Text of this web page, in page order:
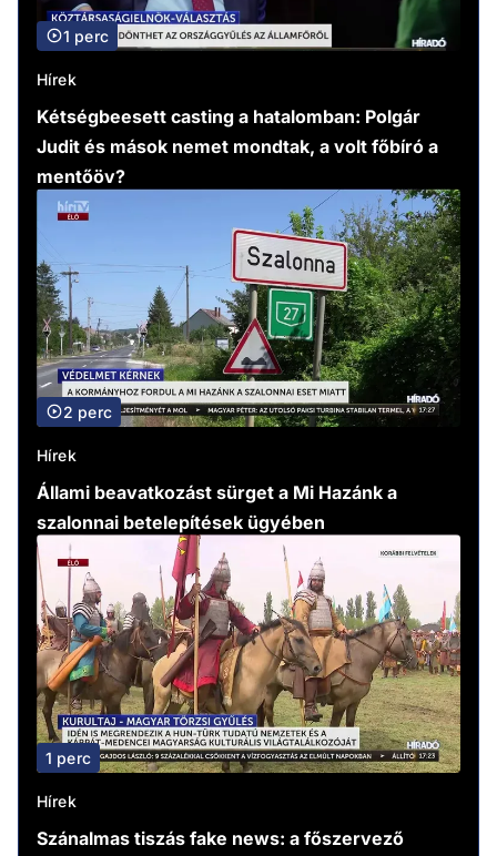
1 perc
Hírek
Kétségbeesett casting a hatalomban: Polgár
Judit és mások nemet mondtak, a volt főbíró a
mentőöv?
2 perc
Hírek
Állami beavatkozást sürget a Mi Hazánk a
szalonnai betelepítések ügyében
1 perc
Hírek
Szánalmas tiszás fake news: a főszervező